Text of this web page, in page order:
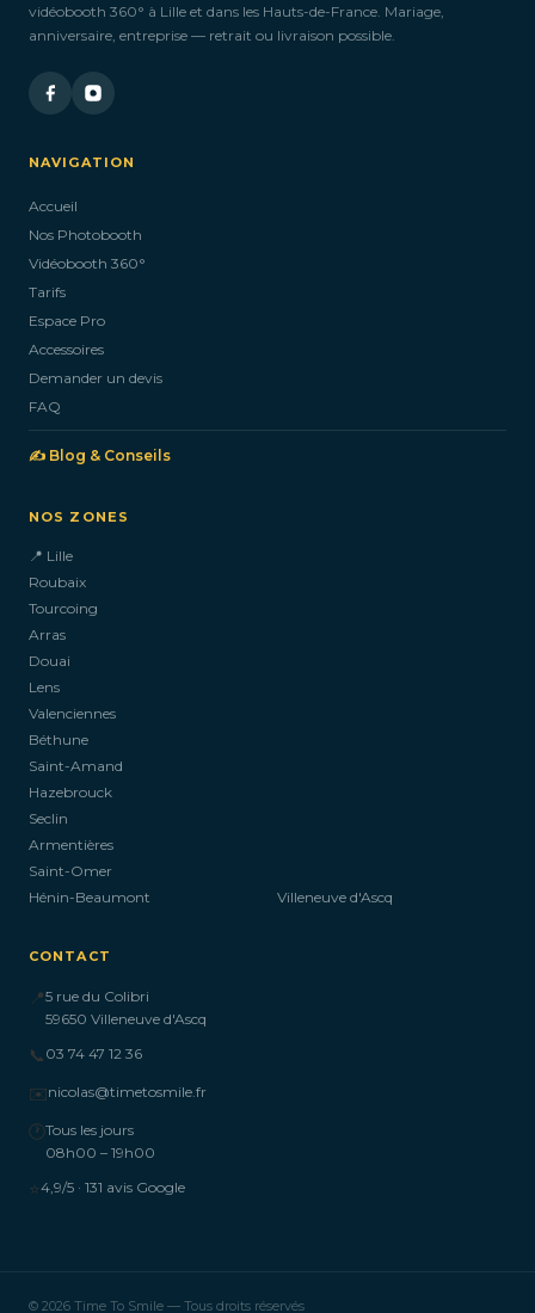
vidéobooth 360° à Lille et dans les Hauts-de-France. Mariage,
anniversaire, entreprise — retrait ou livraison possible.
NAVIGATION
Accueil
Nos Photobooth
Vidéobooth 360°
Tarifs
Espace Pro
Accessoires
Demander un devis
FAQ
✍️ Blog & Conseils
NOS ZONES
📍 Lille
Roubaix
Tourcoing
Arras
Douai
Lens
Valenciennes
Béthune
Saint-Amand
Hazebrouck
Seclin
Armentières
Saint-Omer
Hénin-Beaumont
Villeneuve d'Ascq
CONTACT
📍5 rue du Colibri
59650 Villeneuve d'Ascq
📞 03 74 47 12 36
✉️nicolas@timetosmile.fr
🕐Tous les jours
08h00 – 19h00
⭐4,9/5 · 131 avis Google
© 2026 Time To Smile — Tous droits réservés